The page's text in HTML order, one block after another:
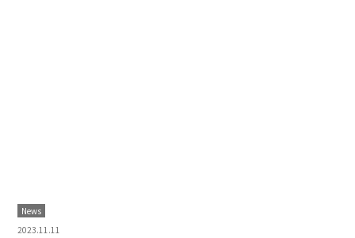
News
2023.11.11